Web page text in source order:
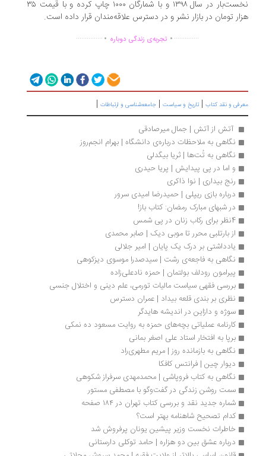
نخست‌بار در سال ۱۳۹۸ و با شمارگان ۱۰۰۰ چاپ کرده و با قیمت ۳۵
تومان در بازار نشر و در دسترس علاقه‌مندان قرار داده است.
............... .تجربه‌ی زندگی دوباره ...............
و نقد کتاب|تاریخ و سیاست |جامعه‌شناسی و ارتباطات |
آتش از آتش | جمال میرصادقی
نگاهی به ملاحظات درباره‌ی دانشگاه | بهرام انجم‌روز
نگاهی به تُت‌ها | ثریا بیگدلی
و اما در پی پیدایش | پریا حیدری
رنج بیداری | نوا ذاکری
درباره بازی ریپلی | حمیدرضا امیدی سرور
در شبهای مبارک رمضان: کتاب باز!
از بارتلبی محرر تا موبی دیک | صابر محمدی
یادداشتی بر درک یک پایان | امیر جلالی
نگاهی به فاجعه‌ی رشت | سیدصدرا موسوی دیزکوهی
پیرامون رودلف بولتمان | حمزه نادعلی‌زاده
بررسی فقهی سیاست مالیات تورمی، علم دینی و اختلال جنسی
نظری بر بندی قلعه بیداد | عمران دسترس
سوژه و دازاین در اندیشه هایدگر
کارنامه عملیاتی بچه‌های حمزه به روایت مسعود ده نمکی
برپا به افتخار استاد علی اصغر بمانی
نگاهی به بازمانده روز | مریم مطهری‌راد
دیوار چین | فرانتس کافکا
نگاهی به کتاب فروپاشی | محمدمهدی سرفراز شکوهی
سمت روشن زندگی در گفت‌وگو با مصطفی مستور
شماره جدید نقد و بررسی کتاب تهران در ۱۸۴ صفحه
کدام تصحیح شاهنامه بهتر است؟
خاطرات نخست وزیر پیشین یونان پرفروش شد
درباره عشق بین دو هزاره | حامد توکلی دارستانی